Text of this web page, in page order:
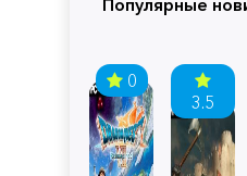
0
3.5